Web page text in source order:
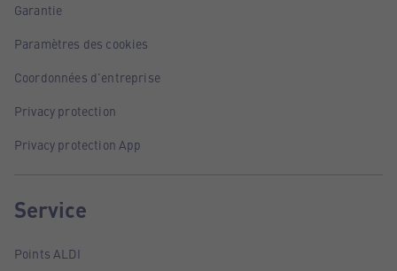
Garantie
Paramètres des cookies
Coordonnées d'entreprise
Privacy protection
Privacy protection App
Service
Points ALDI